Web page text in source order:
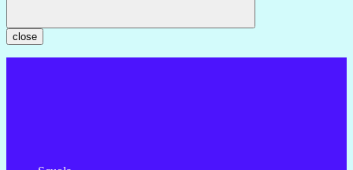
close